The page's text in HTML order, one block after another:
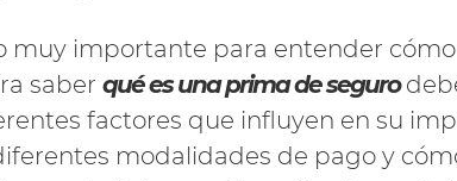
muy importante para entender cómo
saber qué es una prima de seguro
factores que influyen en su
modalidades de pago y